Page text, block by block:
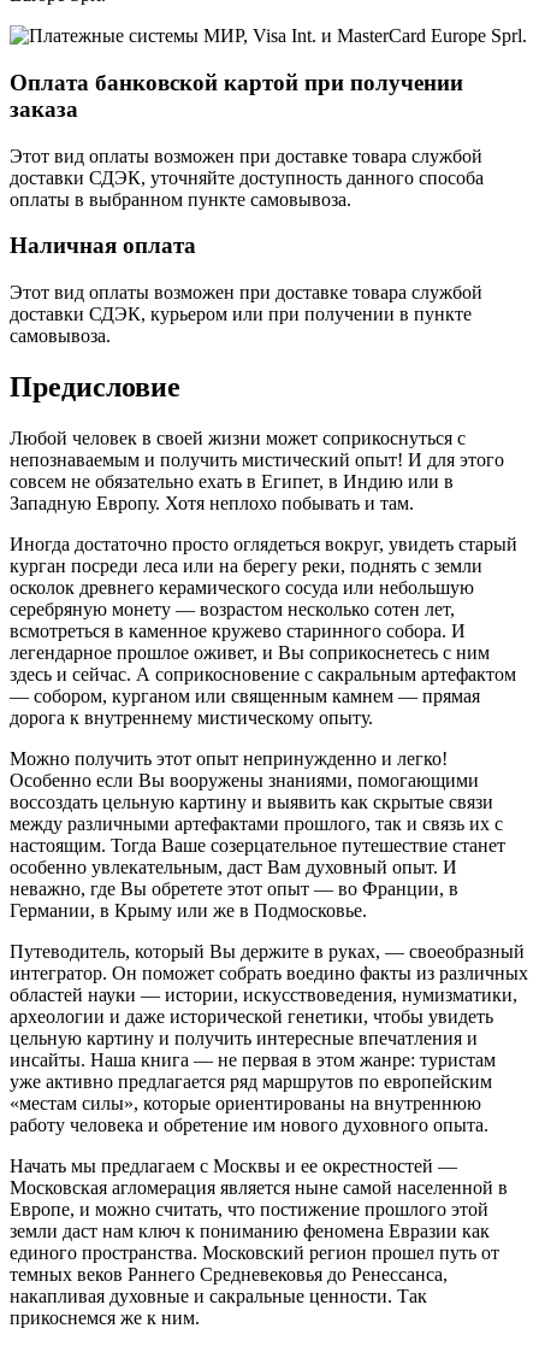
Оплата банковской картой при получении
заказа
Этот вид оплаты возможен при доставке товара службой
доставки СДЭК, уточняйте доступность данного способа
оплаты в выбранном пункте самовывоза.
Наличная оплата
Этот вид оплаты возможен при доставке товара службой
доставки СДЭК, курьером или при получении в пункте
самовывоза.
Предисловие
Любой человек в своей жизни может соприкоснуться с
непознаваемым и получить мистический опыт! И для этого
совсем не обязательно ехать в Египет, в Индию или в
Западную Европу. Хотя неплохо побывать и там.
Иногда достаточно просто оглядеться вокруг, увидеть старый
курган посреди леса или на берегу реки, поднять с земли
осколок древнего керамического сосуда или небольшую
серебряную монету — возрастом несколько сотен лет,
всмотреться в каменное кружево старинного собора. И
легендарное прошлое оживет, и Вы соприкоснетесь с ним
здесь и сейчас. А соприкосновение с сакральным артефактом
— собором, курганом или священным камнем — прямая
дорога к внутреннему мистическому опыту.
Можно получить этот опыт непринужденно и легко!
Особенно если Вы вооружены знаниями, помогающими
воссоздать цельную картину и выявить как скрытые связи
между различными артефактами прошлого, так и связь их с
настоящим. Тогда Ваше созерцательное путешествие станет
особенно увлекательным, даст Вам духовный опыт. И
неважно, где Вы обретете этот опыт — во Франции, в
Германии, в Крыму или же в Подмосковье.
Путеводитель, который Вы держите в руках, — своеобразный
интегратор. Он поможет собрать воедино факты из различных
областей науки — истории, искусствоведения, нумизматики,
археологии и даже исторической генетики, чтобы увидеть
цельную картину и получить интересные впечатления и
инсайты. Наша книга — не первая в этом жанре: туристам
уже активно предлагается ряд маршрутов по европейским
«местам силы», которые ориентированы на внутреннюю
работу человека и обретение им нового духовного опыта.
Начать мы предлагаем с Москвы и ее окрестностей —
Московская агломерация является ныне самой населенной в
Европе, и можно считать, что постижение прошлого этой
земли даст нам ключ к пониманию феномена Евразии как
единого пространства. Московский регион прошел путь от
темных веков Раннего Средневековья до Ренессанса,
накапливая духовные и сакральные ценности. Так
прикоснемся же к ним.